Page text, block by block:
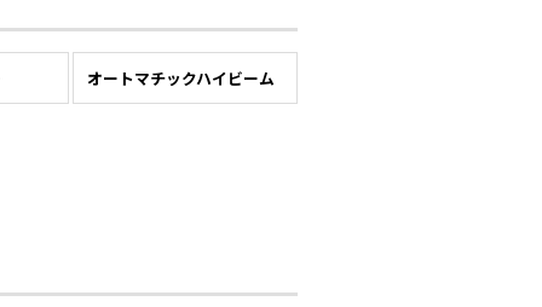
オートマチックハイビーム